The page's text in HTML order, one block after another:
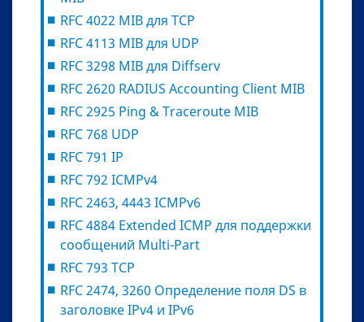
RFC 4022 MIB для TCP
RFC 4113 MIB для UDP
RFC 3298 MIB для Diffserv
RFC 2620 RADIUS Accounting Client MIB
RFC 2925 Ping & Traceroute MIB
RFC 768 UDP
RFC 791 IP
RFC 792 ICMPv4
RFC 2463, 4443 ICMPv6
RFC 4884 Extended ICMP для поддержки
сообщений Multi-Part
RFC 793 TCP
RFC 2474, 3260 Определение поля DS в
заголовке IPv4 и IPv6